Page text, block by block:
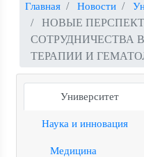
Главная Новости
НОВЫЕ
СОТРУДНИЧЕСТВА
ТЕРАПИИ И
Университет
Наука и инновация
Медицина